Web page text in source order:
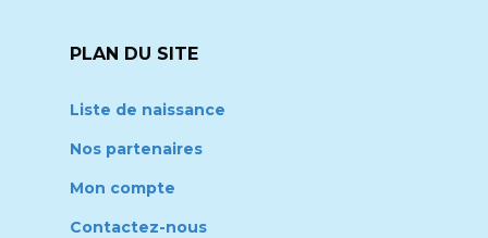
PLAN DU SITE
Liste de naissance
Nos partenaires
Mon compte
Contactez-nous